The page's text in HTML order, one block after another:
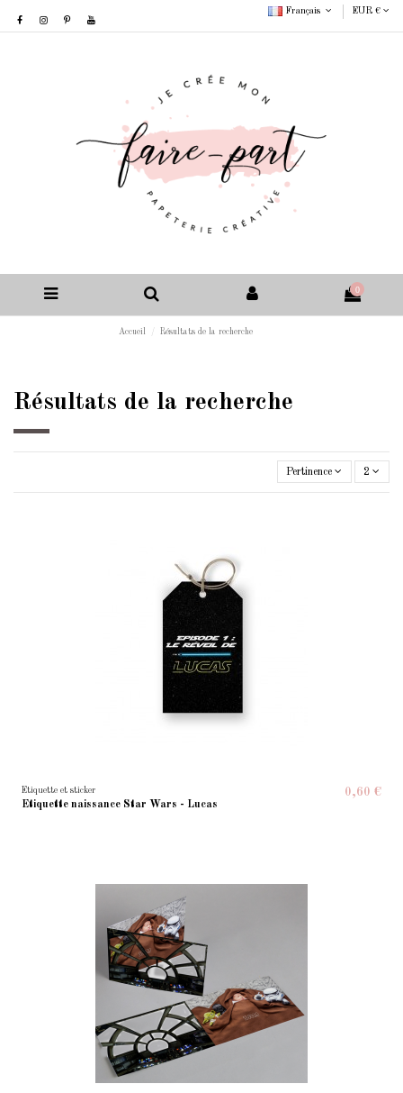
Français EUR €
0
Accueil Résultats de la recherche
Résultats de la recherche
Pertinence 2
Etiquette et sticker
Etiquette naissance Star Wars - Lucas
0,60 €